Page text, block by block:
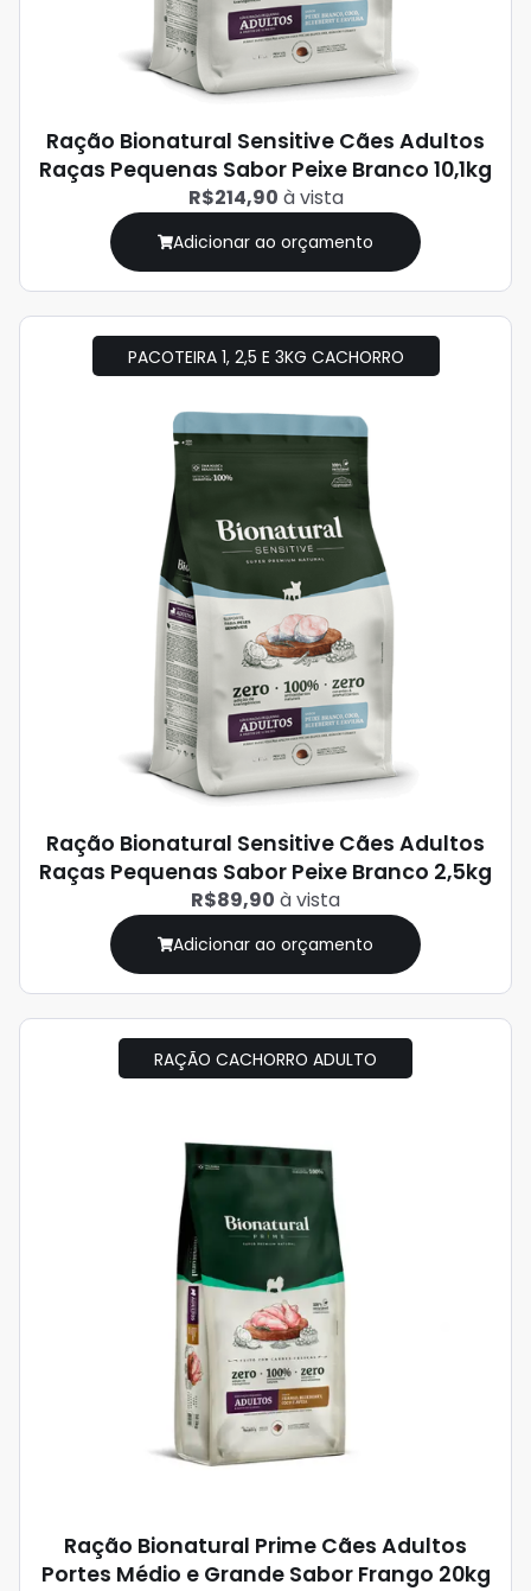
Ração Bionatural Sensitive Cães Adultos
Raças Pequenas Sabor Peixe Branco 10,1kg
R$214,90 à vista
Adicionar ao orçamento
PACOTEIRA 1, 2,5 E 3KG CACHORRO
Ração Bionatural Sensitive Cães Adultos
Raças Pequenas Sabor Peixe Branco 2,5kg
R$89,90 à vista
Adicionar ao orçamento
RAÇÃO CACHORRO ADULTO
Ração Bionatural Prime Cães Adultos
Portes Médio e Grande Sabor Frango 20kg